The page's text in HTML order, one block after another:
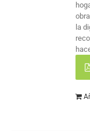
la